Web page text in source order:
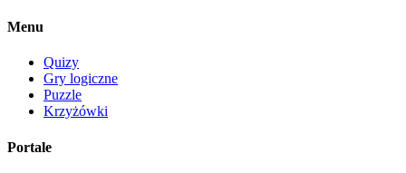
Menu
Quizy
Gry logiczne
Puzzle
Krzyżówki
Portale